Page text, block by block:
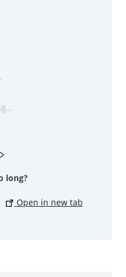
long?
Open in new tab